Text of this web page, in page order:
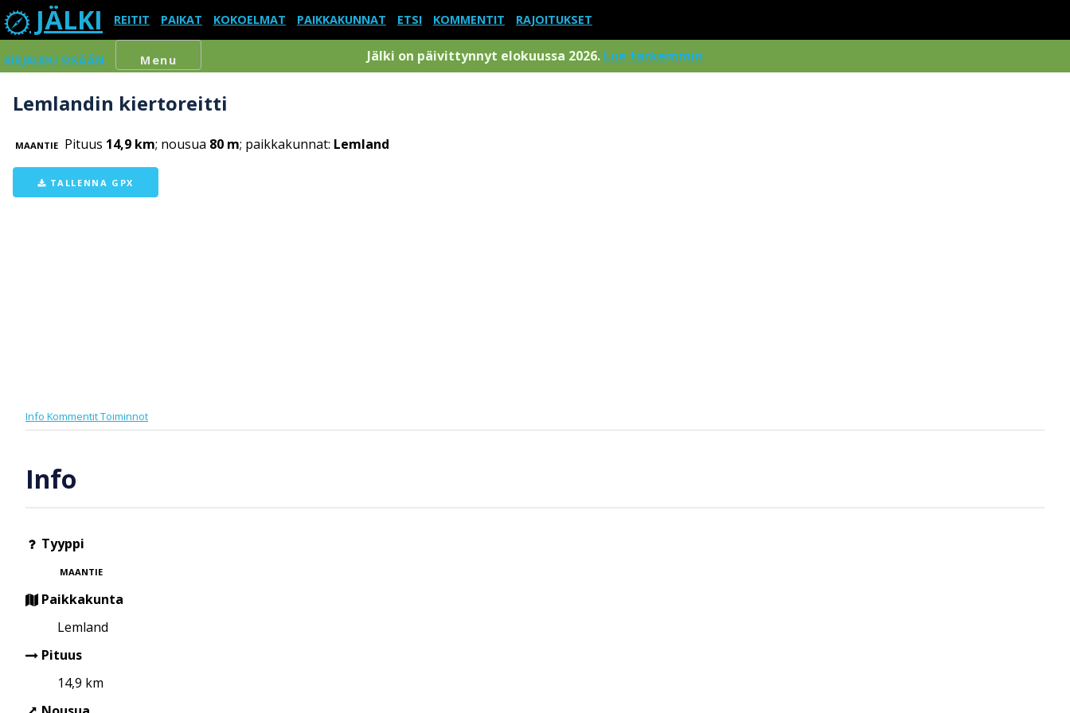
JÄLKI REITIT PAIKAT KOKOELMAT PAIKKAKUNNAT ETSI KOMMENTIT RAJOITUKSET
KIRJAUDU SISÄÄN Menu Jälki on päivittynnyt elokuussa 2026. Lue tarkemmin
Lemlandin kiertoreitti
MAANTIE Pituus 14,9 km; nousua 80 m; paikkakunnat: Lemland
TALLENNA GPX
Info KommentitToiminnot
Info
Tyyppi
MAANTIE
Paikkakunta
Lemland
Pituus
14,9 km